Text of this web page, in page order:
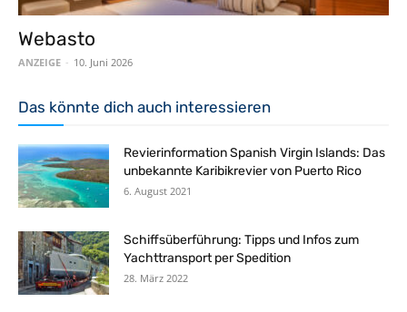
Webasto
ANZEIGE - 10. Juni 2026
Das könnte dich auch interessieren
Revierinformation Spanish Virgin Islands: Das
unbekannte Karibikrevier von Puerto Rico
6. August 2021
Schiffsüberführung: Tipps und Infos zum
Yachttransport per Spedition
28. März 2022